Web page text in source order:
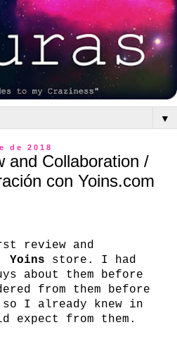
▼
de 2018
and Collaboration /
con Yoins.com
review and
Yoins store. I had
about them before
from them before
I already knew in
expect from them.